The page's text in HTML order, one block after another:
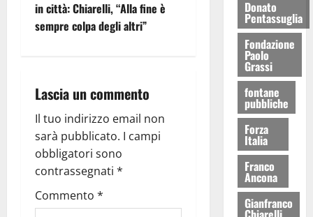
in città: Chiarelli, “Alla fine è
sempre colpa degli altri”
Lascia un commento
Il tuo indirizzo email non
sarà pubblicato. I campi
obbligatori sono
contrassegnati *
Commento *
Donato
Pentassuglia
Fondazione
Paolo
Grassi
fontane
pubbliche
Forza
Italia
Franco
Ancona
Gianfranco